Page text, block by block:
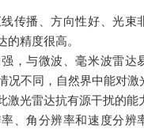
传播、方向性好、光束
的精度很高。
，与微波、毫米波雷达
况不同，自然界中能对激
激光雷达抗有源干扰的能
、角分辨率和速度分辨